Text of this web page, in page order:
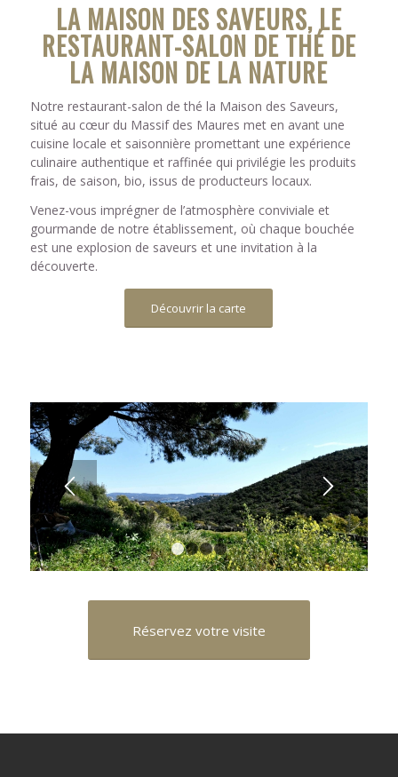
LA MAISON DES SAVEURS, LE
RESTAURANT-SALON DE THÉ DE
LA MAISON DE LA NATURE
Notre restaurant-salon de thé la Maison des Saveurs,
situé au cœur du Massif des Maures met en avant une
cuisine locale et saisonnière promettant une expérience
culinaire authentique et raffinée qui privilégie les produits
frais, de saison, bio, issus de producteurs locaux.
Venez-vous imprégner de l’atmosphère conviviale et
gourmande de notre établissement, où chaque bouchée
est une explosion de saveurs et une invitation à la
découverte.
Découvrir la carte
1 2 3 4
Réservez votre visite